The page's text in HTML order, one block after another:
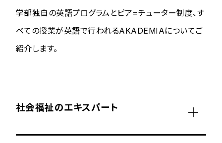
学部独自の英語プログラムとピア=チューター制度、す
べての授業が英語で行われるAKADEMIAについてご
紹介します。
社会福祉のエキスパート